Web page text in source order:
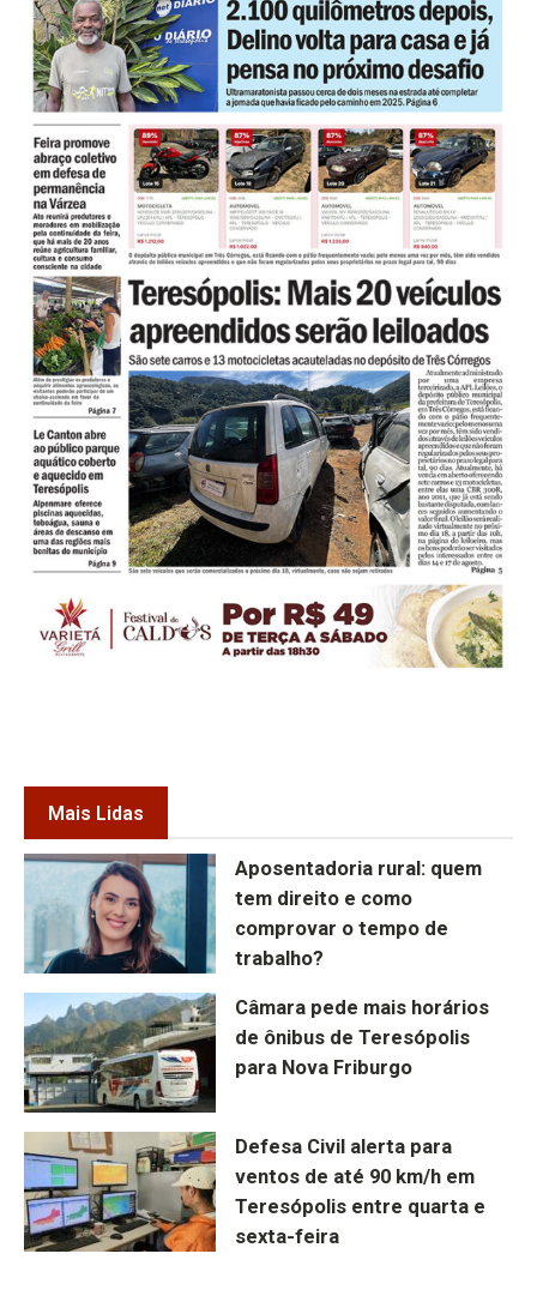
Mais Lidas
Aposentadoria rural: quem
tem direito e como
comprovar o tempo de
trabalho?
Câmara pede mais horários
de ônibus de Teresópolis
para Nova Friburgo
Defesa Civil alerta para
ventos de até 90 km/h em
Teresópolis entre quarta e
sexta-feira